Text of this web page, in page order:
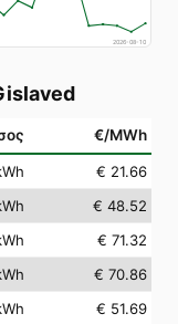
2026-08-10
€/MWh
€ 21.66
€ 48.52
€ 71.32
€ 70.86
€ 51.69